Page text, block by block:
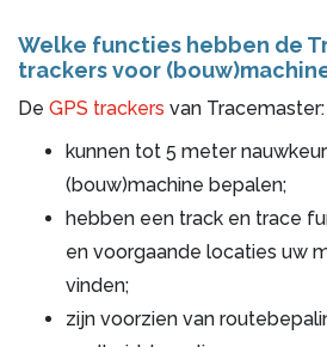
Welke functies hebben de
trackers voor
De GPS trackers van Tracemaster:
kunnen tot 5 meter
(bouw)machine bepalen;
hebben een track en trace
en voorgaande locaties uw
vinden;
zijn voorzien van